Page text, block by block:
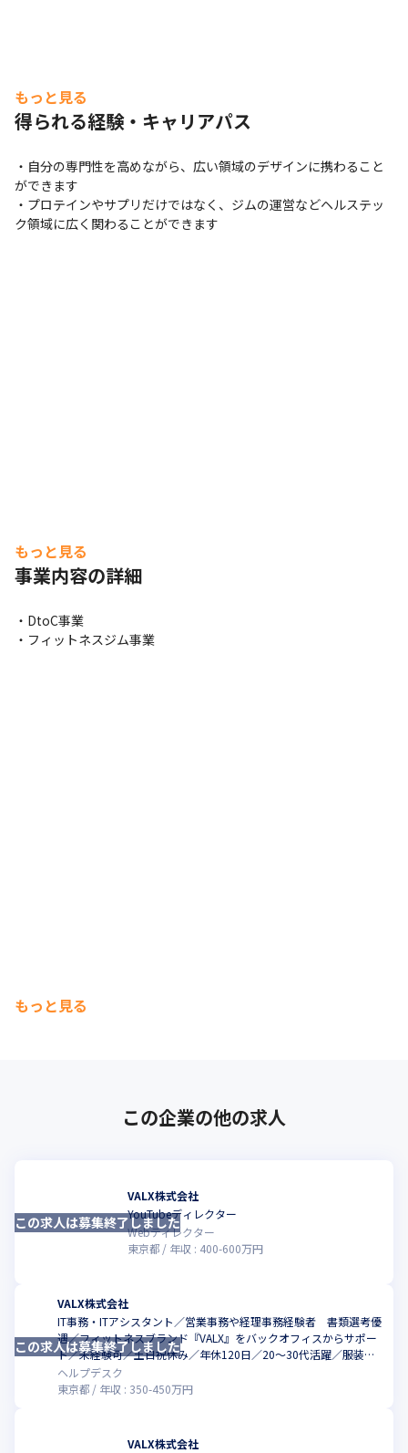
もっと見る
得られる経験・キャリアパス
・自分の専門性を高めながら、広い領域のデザインに携わること
ができます
・プロテインやサプリだけではなく、ジムの運営などヘルステッ
ク領域に広く関わることができます
もっと見る
事業内容の詳細
・DtoC事業
・フィットネスジム事業
もっと見る
この企業の他の求人
VALX株式会社
YouTubeディレクター
Webディレクター
東京都
年収 : 400-600万円
この求人は募集終了しました
VALX株式会社
IT事務・ITアシスタント／営業事務や経理事務経験者 書類選考優
遇／フィットネスブランド『VALX』をバックオフィスからサポー
ト／未経験可／土日祝休み／年休120日／20～30代活躍／服装・
ネイル・髪型自由
ヘルプデスク
東京都
年収 : 350-450万円
この求人は募集終了しました
VALX株式会社